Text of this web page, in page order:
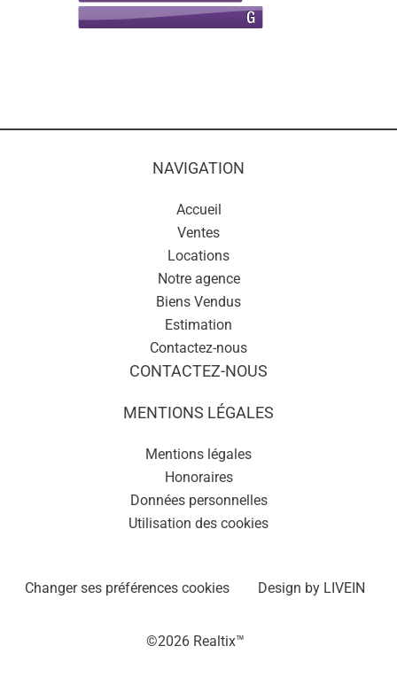
NAVIGATION
Accueil
Ventes
Locations
Notre agence
Biens Vendus
Estimation
Contactez-nous
CONTACTEZ-NOUS
MENTIONS LÉGALES
Mentions légales
Honoraires
Données personnelles
Utilisation des cookies
Changer ses préférences cookies Design by LIVEIN
©2026 Realtix™